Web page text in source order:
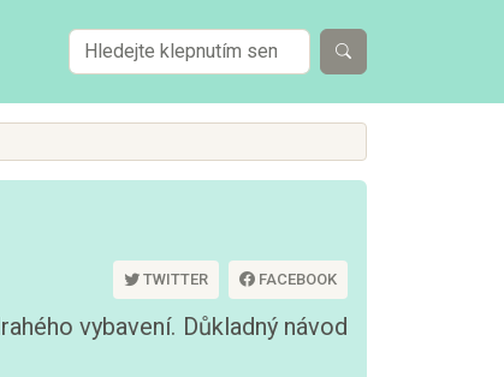
TWITTER FACEBOOK
vybavení. Důkladný návod